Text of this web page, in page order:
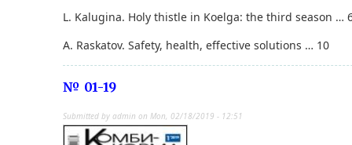
L. Kalugina. Holy thistle in Koelga: the third season …
A. Raskatov. Safety, health, effective solutions … 10
№ 01-19
Submitted by admin on Mon, 02/18/2019 - 12:51